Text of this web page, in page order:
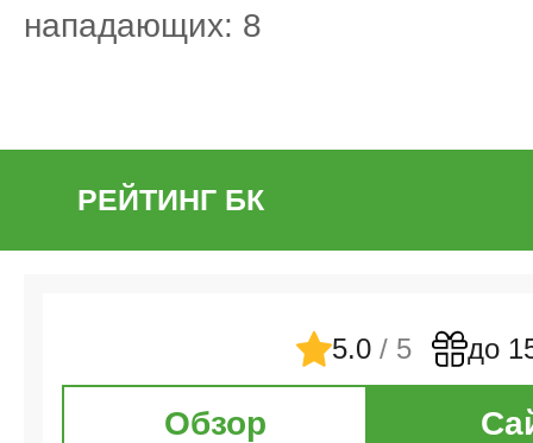
нападающих: 8
РЕЙТИНГ БК
5.0 / 5 до
Обзор